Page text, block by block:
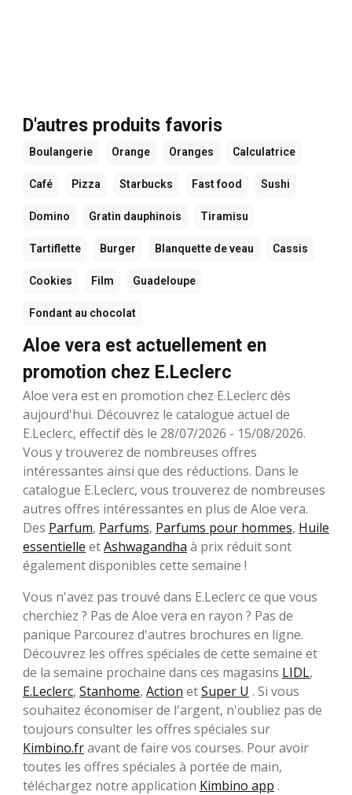
D'autres produits favoris
Boulangerie Orange Oranges Calculatrice
Café Pizza Starbucks Fast food Sushi
Domino Gratin dauphinois Tiramisu
Tartiflette Burger Blanquette de veau Cassis
Cookies Film Guadeloupe
Fondant au chocolat
Aloe vera est actuellement en
promotion chez E.Leclerc
Aloe vera est en promotion chez E.Leclerc dès
aujourd'hui. Découvrez le catalogue actuel de
E.Leclerc, effectif dès le 28/07/2026 - 15/08/2026.
Vous y trouverez de nombreuses offres
intéressantes ainsi que des réductions. Dans le
catalogue E.Leclerc, vous trouverez de nombreuses
autres offres intéressantes en plus de Aloe vera.
Des Parfum, Parfums, Parfums pour hommes, Huile
essentielle etAshwagandha à prix réduit sont
également disponibles cette semaine !
Vous n'avez pas trouvé dans E.Leclerc ce que vous
cherchiez ? Pas de Aloe vera en rayon ? Pas de
panique Parcourez d'autres brochures en ligne.
Découvrez les offres spéciales de cette semaine et
de la semaine prochaine dans ces magasins LIDL,
E.Leclerc, Stanhome, Action etSuper U . Si vous
souhaitez économiser de l'argent, n'oubliez pas de
toujours consulter les offres spéciales sur
Kimbino.fravant de faire vos courses. Pour avoir
toutes les offres spéciales à portée de main,
téléchargez notre application Kimbino app .